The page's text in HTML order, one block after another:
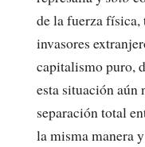
de la fuerza
invasores
capitalismo puro,
esta situación aún
separación total
la misma manera